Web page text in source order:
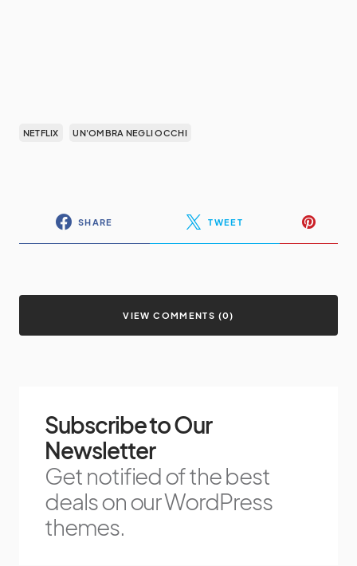
NETFLIX UN'OMBRA NEGLI OCCHI
SHARE TWEET
VIEW COMMENTS (0)
Subscribe to Our
Newsletter
Get notified of the best
deals on our WordPress
themes.